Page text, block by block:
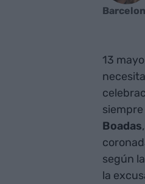
13
Boadas,
según
la